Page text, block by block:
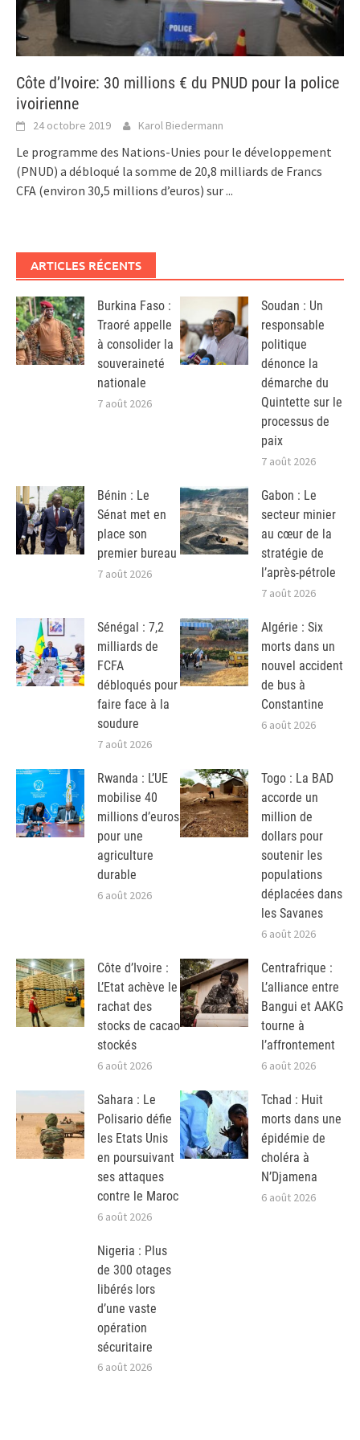
Côte d’Ivoire: 30 millions € du PNUD pour la police
ivoirienne
24 octobre 2019 Karol Biedermann
Le programme des Nations-Unies pour le développement
(PNUD) a débloqué la somme de 20,8 milliards de Francs
CFA (environ 30,5 millions d’euros) sur...
ARTICLES RÉCENTS
Burkina Faso :
Traoré appelle
à consolider la
souveraineté
nationale
7 août 2026
Soudan : Un
responsable
politique
dénonce la
démarche du
Quintette sur le
processus de
paix
7 août 2026
Bénin : Le
Sénat met en
place son
premier bureau
7 août 2026
Gabon : Le
secteur minier
au cœur de la
stratégie de
l’après-pétrole
7 août 2026
Sénégal : 7,2
milliards de
FCFA
débloqués pour
faire face à la
soudure
7 août 2026
Algérie : Six
morts dans un
nouvel accident
de bus à
Constantine
6 août 2026
Rwanda : L’UE
mobilise 40
millions d’euros
pour une
agriculture
durable
6 août 2026
Togo : La BAD
accorde un
million de
dollars pour
soutenir les
populations
déplacées dans
les Savanes
6 août 2026
Côte d’Ivoire :
L’Etat achève le
rachat des
stocks de cacao
stockés
6 août 2026
Centrafrique :
L’alliance entre
Bangui et AAKG
tourne à
l’affrontement
6 août 2026
Sahara : Le
Polisario défie
les Etats Unis
en poursuivant
ses attaques
contre le Maroc
6 août 2026
Tchad : Huit
morts dans une
épidémie de
choléra à
N’Djamena
6 août 2026
Nigeria : Plus
de 300 otages
libérés lors
d’une vaste
opération
sécuritaire
6 août 2026